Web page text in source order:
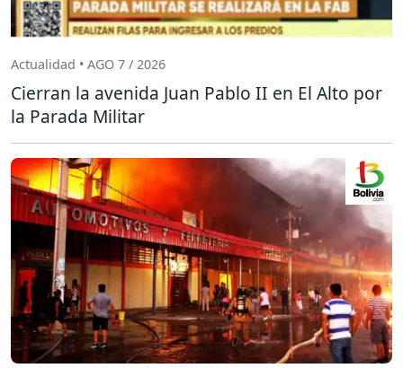
Actualidad • AGO 7 / 2026
Cierran la avenida Juan Pablo II en El Alto por
la Parada Militar